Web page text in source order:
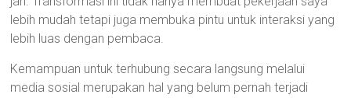
lebih mudah tetapi juga membuka pintu untuk interaksi yang
lebih luas dengan pembaca.
Kemampuan untuk terhubung secara langsung melalui
media sosial merupakan hal yang belum pernah terjadi